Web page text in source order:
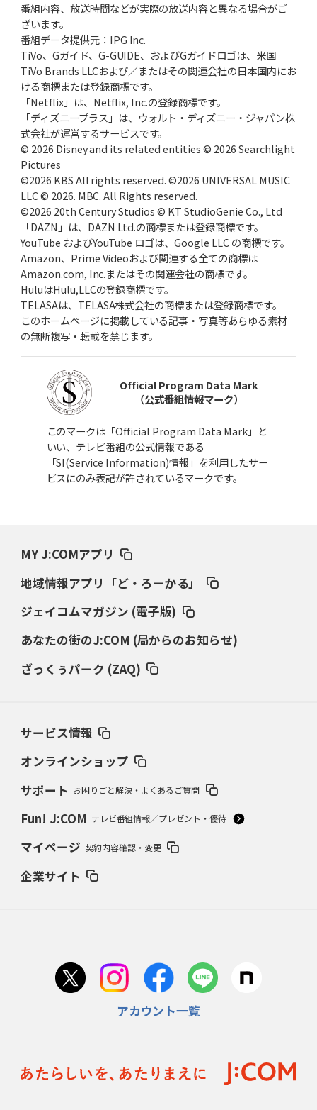
番組内容、放送時間などが実際の放送内容と異なる場合がご
ざいます。
番組データ提供元：IPG Inc.
TiVo、Gガイド、G-GUIDE、およびGガイドロゴは、米国
TiVo Brands LLCおよび／またはその関連会社の日本国内にお
ける商標または登録商標です。
「Netflix」は、Netflix, Inc.の登録商標です。
「ディズニープラス」は、ウォルト・ディズニー・ジャパン株
式会社が運営するサービスです。
© 2026 Disney and its related entities © 2026 Searchlight
Pictures
©2026 KBS All rights reserved. ©2026 UNIVERSAL MUSIC
LLC © 2026. MBC. All Rights reserved.
©2026 20th Century Studios © KT StudioGenie Co., Ltd
「DAZN」は、DAZN Ltd.の商標または登録商標です。
YouTube およびYouTube ロゴは、Google LLC の商標です。
Amazon、Prime Videoおよび関連する全ての商標は
Amazon.com, Inc.またはその関連会社の商標です。
HuluはHulu,LLCの登録商標です。
TELASAは、TELASA株式会社の商標または登録商標です。
このホームページに掲載している記事・写真等あらゆる素材
の無断複写・転載を禁じます。
Official Program Data Mark
（公式番組情報マーク）
このマークは「Official Program Data Mark」と
いい、テレビ番組の公式情報である
「SI(Service Information)情報」を利用したサー
ビスにのみ表記が許されているマークです。
MY J:COMアプリ
地域情報アプリ「ど・ろーかる」
ジェイコムマガジン (電子版)
あなたの街のJ:COM (局からのお知らせ)
ざっくぅパーク (ZAQ)
サービス情報
オンラインショップ
サポート お困りごと解決・よくあるご質問
Fun! J:COM テレビ番組情報／プレゼント・優待
マイページ 契約内容確認・変更
企業サイト
アカウント一覧